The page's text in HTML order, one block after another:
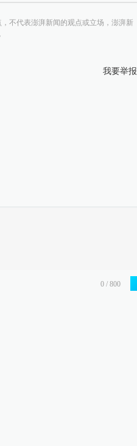
不代表澎湃新闻的观点或立场，澎湃新
我要举报